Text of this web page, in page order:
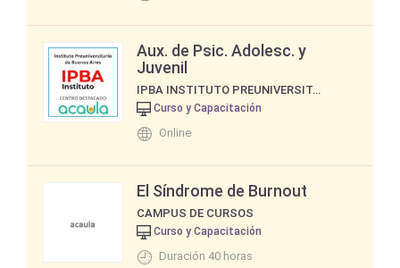
Aux. de Psic. Adolesc. y
Juvenil
IPBA INSTITUTO PREUNIVERSITARIO DE BUENOS AIRES
Curso y Capacitación
Online
El Síndrome de Burnout
CAMPUS DE CURSOS
Curso y Capacitación
Duración 40 horas